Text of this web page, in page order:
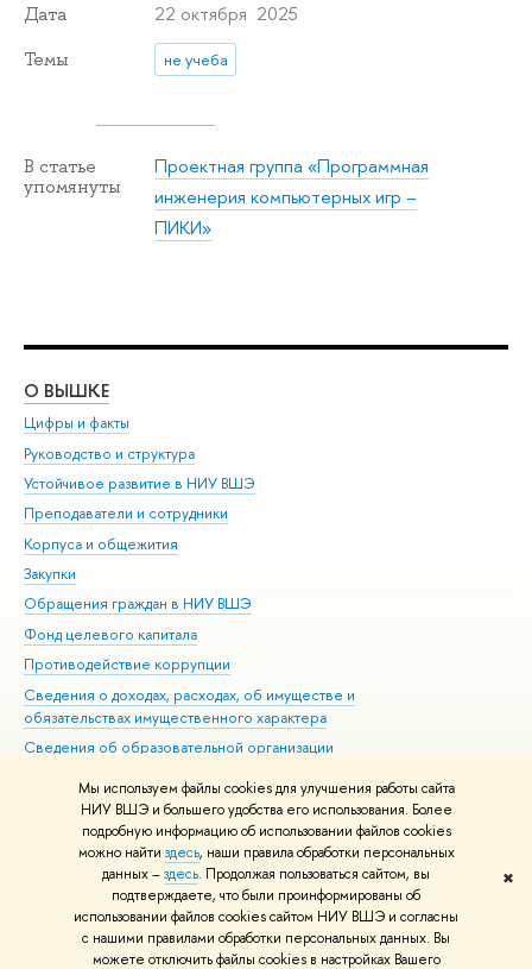
Мы используем файлы cookies для улучшения работы сайта
НИУ ВШЭ и большего удобства его использования. Более
подробную информацию об использовании файлов cookies
можно найти здесь, наши правила обработки персональных
данных –здесь. Продолжая пользоваться сайтом, вы
подтверждаете, что были проинформированы об
использовании файлов cookies сайтом НИУ ВШЭ и согласны
с нашими правилами обработки персональных данных. Вы
можете отключить файлы cookies в настройках Вашего
✖
Дата 22 октября 2025
Темы не учеба
В статье
упомянуты
Проектная группа «Программная
инженерия компьютерных игр –
ПИКИ»
О ВЫШКЕ
Цифры и факты
Руководство и структура
Устойчивое развитие в НИУ ВШЭ
Преподаватели и сотрудники
Корпуса и общежития
Закупки
Обращения граждан в НИУ ВШЭ
Фонд целевого капитала
Противодействие коррупции
Сведения о доходах, расходах, об имуществе и
обязательствах имущественного характера
Сведения об образовательной организации
Людям с ограниченными возможностями здоровья
Единая платежная страница
Работа в Вышке
© НИУ ВШЭ 1993–2026 Адреса и контакты Условия использования
материалов Политика конфиденциальности Карта сайта
Шрифты HSE Sans и HSE Slab разработаны вШколе дизайна НИУ ВШЭ